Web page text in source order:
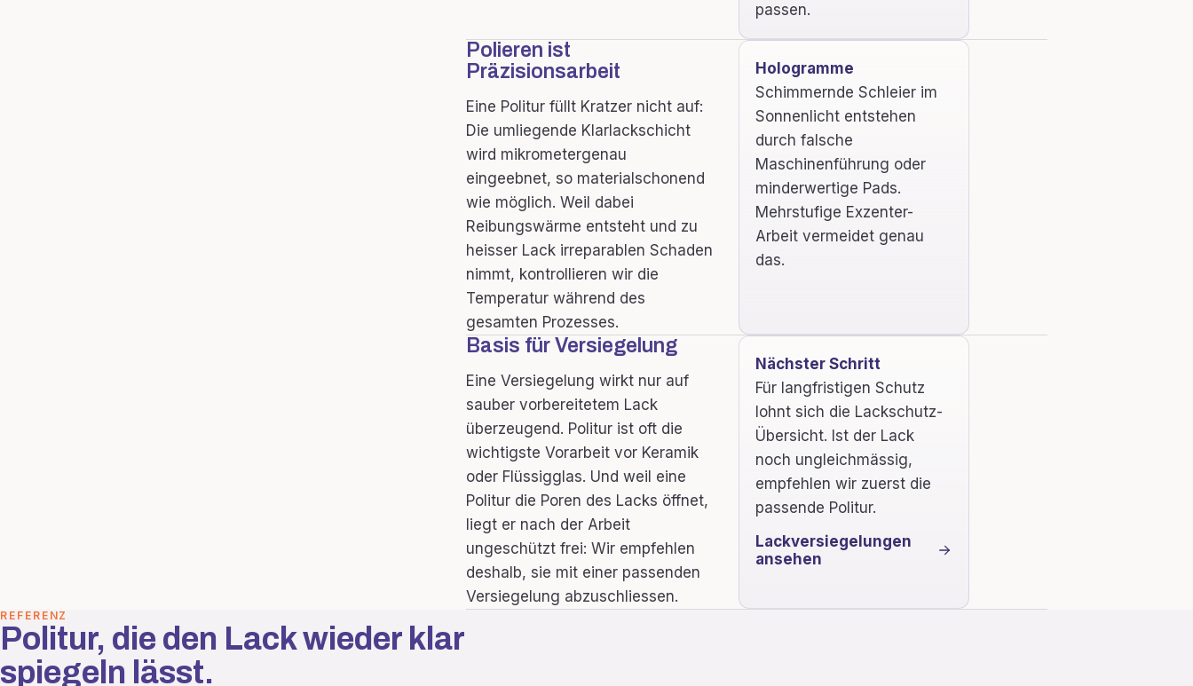
passen.
Polieren ist
Präzisionsarbeit
Eine Politur füllt Kratzer nicht auf:
Die umliegende Klarlackschicht
wird mikrometergenau
eingeebnet, so materialschonend
wie möglich. Weil dabei
Reibungswärme entsteht und zu
heisser Lack irreparablen Schaden
nimmt, kontrollieren wir die
Temperatur während des
gesamten Prozesses.
Hologramme
Schimmernde Schleier im
Sonnenlicht entstehen
durch falsche
Maschinenführung oder
minderwertige Pads.
Mehrstufige Exzenter-
Arbeit vermeidet genau
das.
Basis für Versiegelung
Eine Versiegelung wirkt nur auf
sauber vorbereitetem Lack
überzeugend. Politur ist oft die
wichtigste Vorarbeit vor Keramik
oder Flüssigglas. Und weil eine
Politur die Poren des Lacks öffnet,
liegt er nach der Arbeit
ungeschützt frei: Wir empfehlen
deshalb, sie mit einer passenden
Versiegelung abzuschliessen.
Nächster Schritt
Für langfristigen Schutz
lohnt sich die Lackschutz-
Übersicht. Ist der Lack
noch ungleichmässig,
empfehlen wir zuerst die
passende Politur.
Lackversiegelungen
ansehen
REFERENZ
Politur, die den Lack wieder klar
spiegeln lässt.